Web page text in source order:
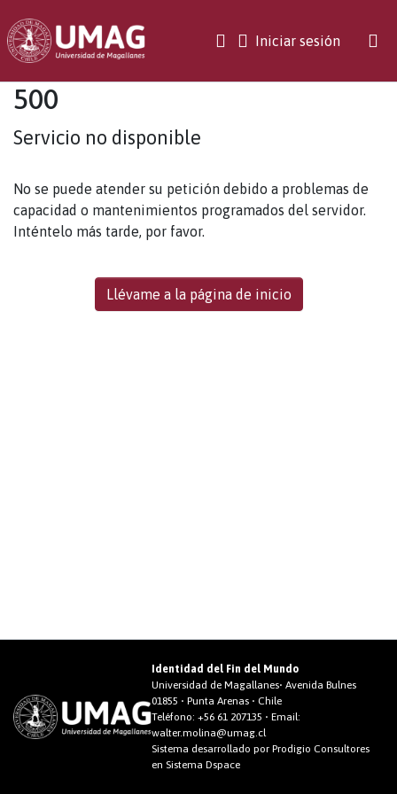
Iniciar sesión(current)
500
Servicio no disponible
No se puede atender su petición debido a problemas de
capacidad o mantenimientos programados del servidor.
Inténtelo más tarde, por favor.
Llévame a la página de inicio
Identidad del Fin del Mundo
Universidad de Magallanes• Avenida Bulnes
01855 • Punta Arenas • Chile
Teléfono:+56 61 207135 • Email:
walter.molina@umag.cl
Sistema desarrollado por Prodigio Consultores
en Sistema Dspace